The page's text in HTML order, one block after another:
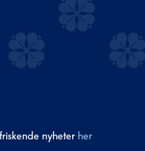
nyheter her